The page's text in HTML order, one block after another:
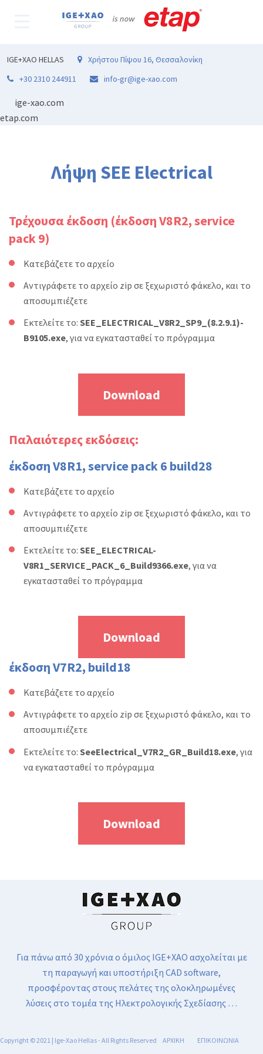
IGE+XAO HELLAS
Χρήστου Πίψου 16, Θεσσαλονίκη
+30 2310 244911
info-gr@ige-xao.com
ige-xao.com
etap.com
Λήψη SEE Electrical
Τρέχουσα έκδοση (έκδοση V8R2, service
pack 9)
Κατεβάζετε το αρχείο
Αντιγράφετε το αρχείο zip σε ξεχωριστό φάκελο, και το
αποσυμπιέζετε
Εκτελείτε το:SEE_ELECTRICAL_V8R2_SP9_(8.2.9.1)-
B9105.exe, για να εγκατασταθεί το πρόγραμμα
Download
Παλαιότερες εκδόσεις:
έκδοση V8R1, service pack 6 build28
Κατεβάζετε το αρχείο
Αντιγράφετε το αρχείο zip σε ξεχωριστό φάκελο, και το
αποσυμπιέζετε
Εκτελείτε το:SEE_ELECTRICAL-
V8R1_SERVICE_PACK_6_Build9366.exe, για να
εγκατασταθεί το πρόγραμμα
Download
έκδοση V7R2, build18
Κατεβάζετε το αρχείο
Αντιγράφετε το αρχείο zip σε ξεχωριστό φάκελο, και το
αποσυμπιέζετε
Εκτελείτε το:SeeElectrical_V7R2_GR_Build18.exe, για
να εγκατασταθεί το πρόγραμμα
Download
Για πάνω από 30 χρόνια ο όμιλος IGE+XAO ασχολείται με
τη παραγωγή και υποστήριξη CAD software,
προσφέροντας στους πελάτες της ολοκληρωμένες
λύσεις στο τομέα της Ηλεκτρολογικής Σχεδίασης …
Copyright © 2021 | Ige-Xao Hellas - All Rights Reserved ΑΡΧΙΚΗ ΕΠΙΚΟΙΝΩΝΙΑ